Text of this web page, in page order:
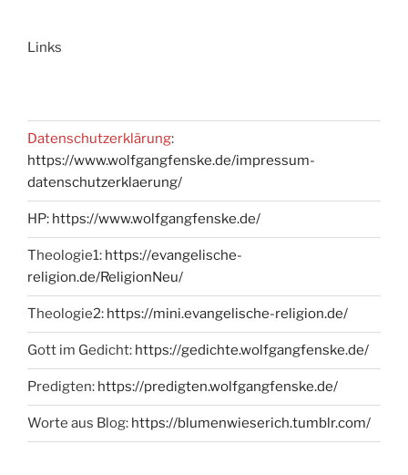
Links
Datenschutzerklärung:
https://www.wolfgangfenske.de/impressum-
datenschutzerklaerung/
HP: https://www.wolfgangfenske.de/
Theologie1: https://evangelische-
religion.de/ReligionNeu/
Theologie2: https://mini.evangelische-religion.de/
Gott im Gedicht: https://gedichte.wolfgangfenske.de/
Predigten: https://predigten.wolfgangfenske.de/
Worte aus Blog: https://blumenwieserich.tumblr.com/